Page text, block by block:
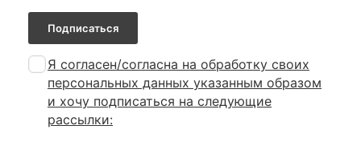
Подписаться
Я согласен/согласна на обработку своих
персональных данных указанным образом
и хочу подписаться на следующие
рассылки: